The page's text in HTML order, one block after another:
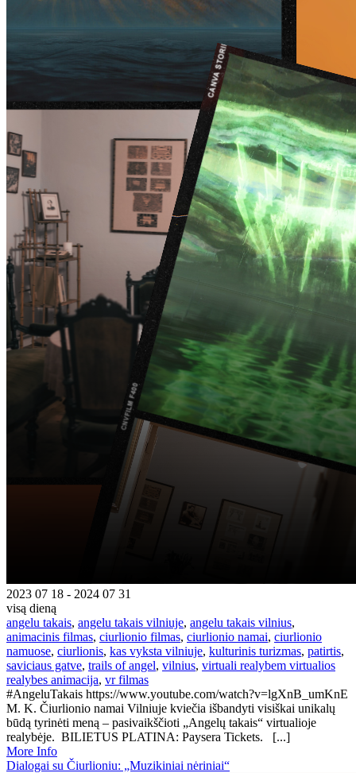
2023 07 18 - 2024 07 31
visą dieną
angelu takais, angelu takais vilniuje, angelu takais vilnius,
animacinis filmas, ciurlionio filmas, ciurlionio namai, ciurlionio
namuose, ciurlionis, kas vyksta vilniuje, kulturinis turizmas, patirtis,
saviciaus gatve, trails of angel, vilnius, virtuali realybem virtualios
realybes animacija, vr filmas
#AngeluTakais https://www.youtube.com/watch?v=lgXnB_umKnE
M. K. Čiurlionio namai Vilniuje kviečia išbandyti visiškai unikalų
būdą tyrinėti meną – pasivaikščioti „Angelų takais“ virtualioje
realybėje. BILIETUS PLATINA: Paysera Tickets. [...]
More Info
Dialogai su Čiurlioniu: „Muzikiniai nėriniai“